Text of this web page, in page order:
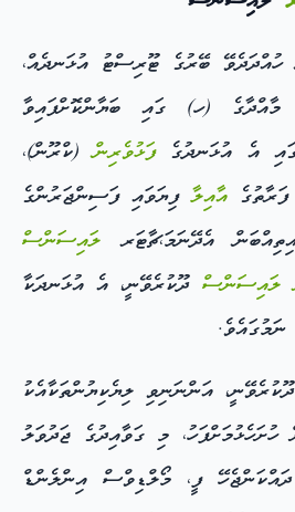
ބޭރުގެ ޓޫރިސްޓު އުޅަނދެއް،
3 ވަނަ މާއްދާގެ (ހ) ގައި ބަޔާންކޮށްފައިވާ
އެ އުޅަނދުގެފަޅުވެރިން(ކްރޫން)،
އާއިލާފިޔަވައި ފަސިންޖަރުންގެ
އެދޭނަމަ،ޗާޓަރ ލައިސަންސް
ލައިސަންސް ދޫކުރެވޭނީ، އެ އުޅަނދަކާ
ދޫކުރެވޭނީ، އަންނަނިވި ލިޔެކިޔުންތަކާއެކު
މި ގަވާއިދުގެ ޖަދުވަލު
ފީ، މޯލްޑިވްސް އިންލެންޑް